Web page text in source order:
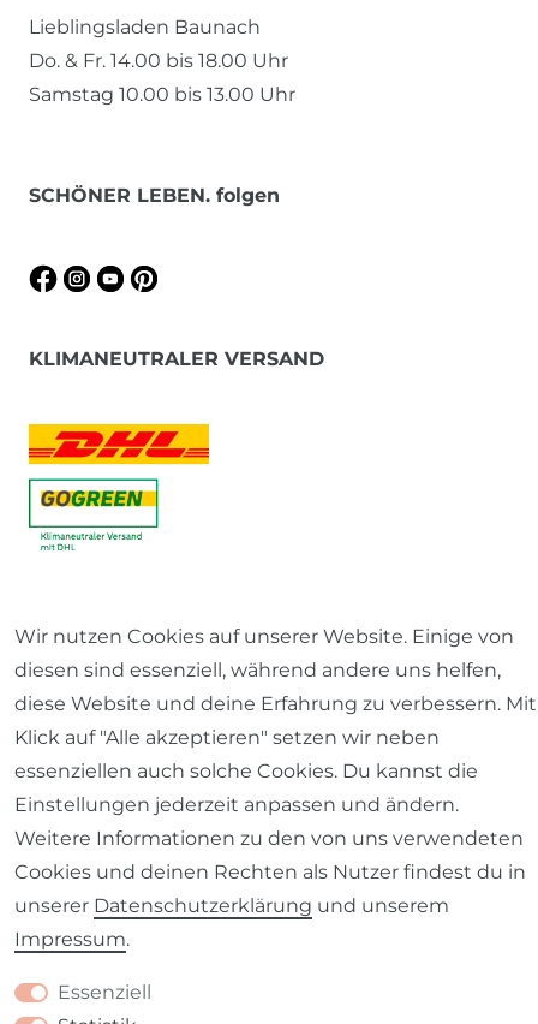
Lieblingsladen Baunach
Do. & Fr. 14.00 bis 18.00 Uhr
Samstag 10.00 bis 13.00 Uhr
SCHÖNER LEBEN. folgen
KLIMANEUTRALER VERSAND
Wir nutzen Cookies auf unserer Website. Einige von
diesen sind essenziell, während andere uns helfen,
diese Website und deine Erfahrung zu verbessern. Mit
Klick auf "Alle akzeptieren" setzen wir neben
essenziellen auch solche Cookies. Du kannst die
Einstellungen jederzeit anpassen und ändern.
Weitere Informationen zu den von uns verwendeten
Cookies und deinen Rechten als Nutzer findest du in
unserer Daten­schutz­erklärung und unserem
Impressum.
Essenziell